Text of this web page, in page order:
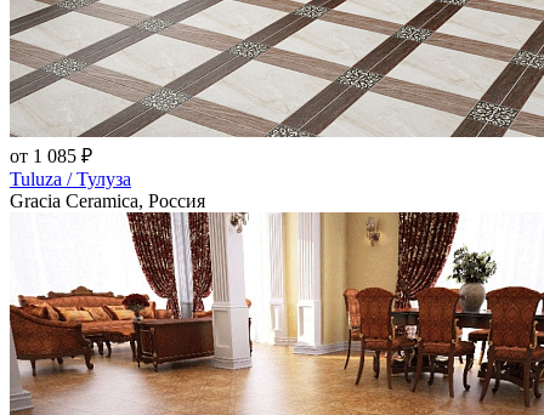
от 1 085 ₽
Tuluza / Тулуза
Gracia Ceramica, Россия